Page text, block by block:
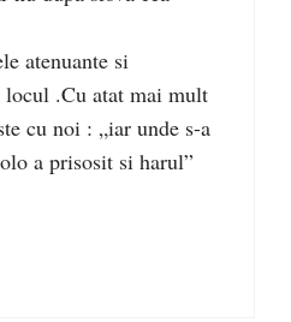
atenuante si
locul .Cu atat mai mult
cu noi : „iar unde s-a
a prisosit si harul”